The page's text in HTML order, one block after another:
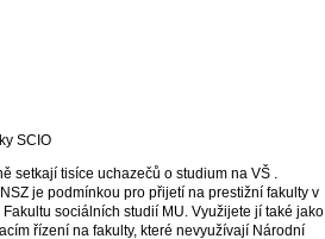
SCIO
setkají tisíce uchazečů o studium na VŠ .
je podmínkou pro přijetí na prestižní fakulty v
sociálních studií MU. Využijete jí také jako
řízení na fakulty, které nevyužívají Národní